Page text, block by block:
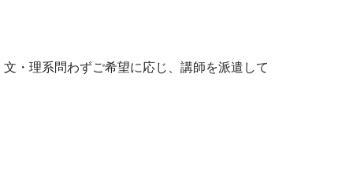
・理系問わずご希望に応じ、講師を派遣して